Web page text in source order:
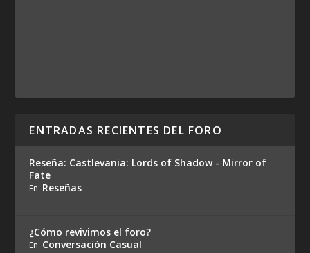
ENTRADAS RECIENTES DEL FORO
Reseña: Castlevania: Lords of Shadow - Mirror of
Fate
En: Reseñas
¿Cómo revivimos el foro?
En: Conversación Casual